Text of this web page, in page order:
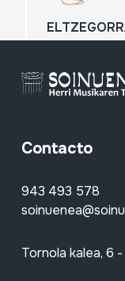
Contacto
943 493 578
Tornola kalea, 6